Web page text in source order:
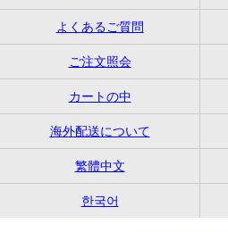
よくあるご質問
ご注文照会
カートの中
海外配送について
繁體中文
한국어